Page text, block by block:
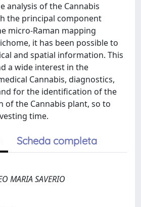
analysis of the Cannabis
the principal component
micro-Raman mapping
it has been possible to
and spatial information. This
a wide interest in the
Cannabis, diagnostics,
for the identification of the
of the Cannabis plant, so to
time.
Scheda completa
MARIA SAVERIO